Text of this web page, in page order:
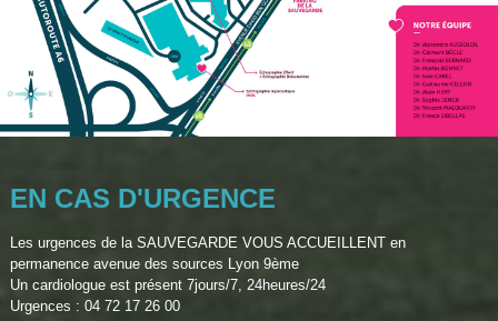
EN CAS D'URGENCE
Les urgences de la SAUVEGARDE VOUS ACCUEILLENT en
permanence avenue des sources Lyon 9ème
Un cardiologue est présent 7jours/7, 24heures/24
Urgences : 04 72 17 26 00